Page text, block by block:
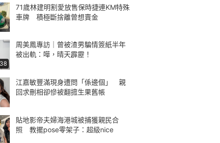
71歲林建明割愛放售保時捷連KM特殊
車牌 積極斷捨離曾想賣金
周美鳳專訪｜曾被渣男騙情簽紙半年
被出軌：嘩，晴天霹靂！
江嘉敏豐滿現身遭問「係邊個」 親
回求刪相卻慘被翻搲生果舊帳
貼地影帝夫婦海港城被捕獲親民合
照 教擺pose零架子：超級nice